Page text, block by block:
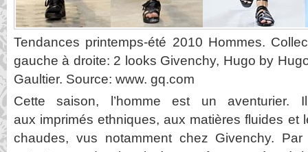
Tendances printemps-été 2010 Hommes.
gauche à droite: 2 looks Givenchy, Hugo by
Gaultier. Source: www. gq.com
Cette saison, l’homme est un aventurier.
aux imprimés ethniques, aux matières fluides et
chaudes, vus notamment chez Givenchy.